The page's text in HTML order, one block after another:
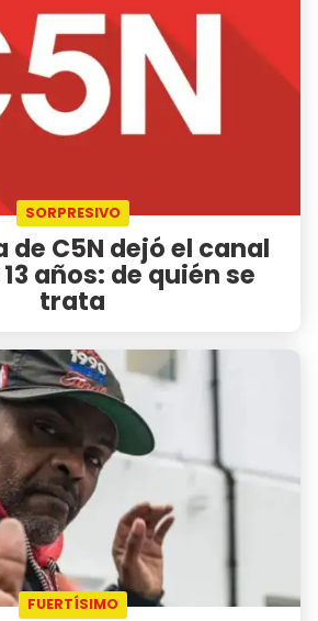
SORPRESIVO
de C5N dejó el canal
años: de quién se
trata
FUERTÍSIMO